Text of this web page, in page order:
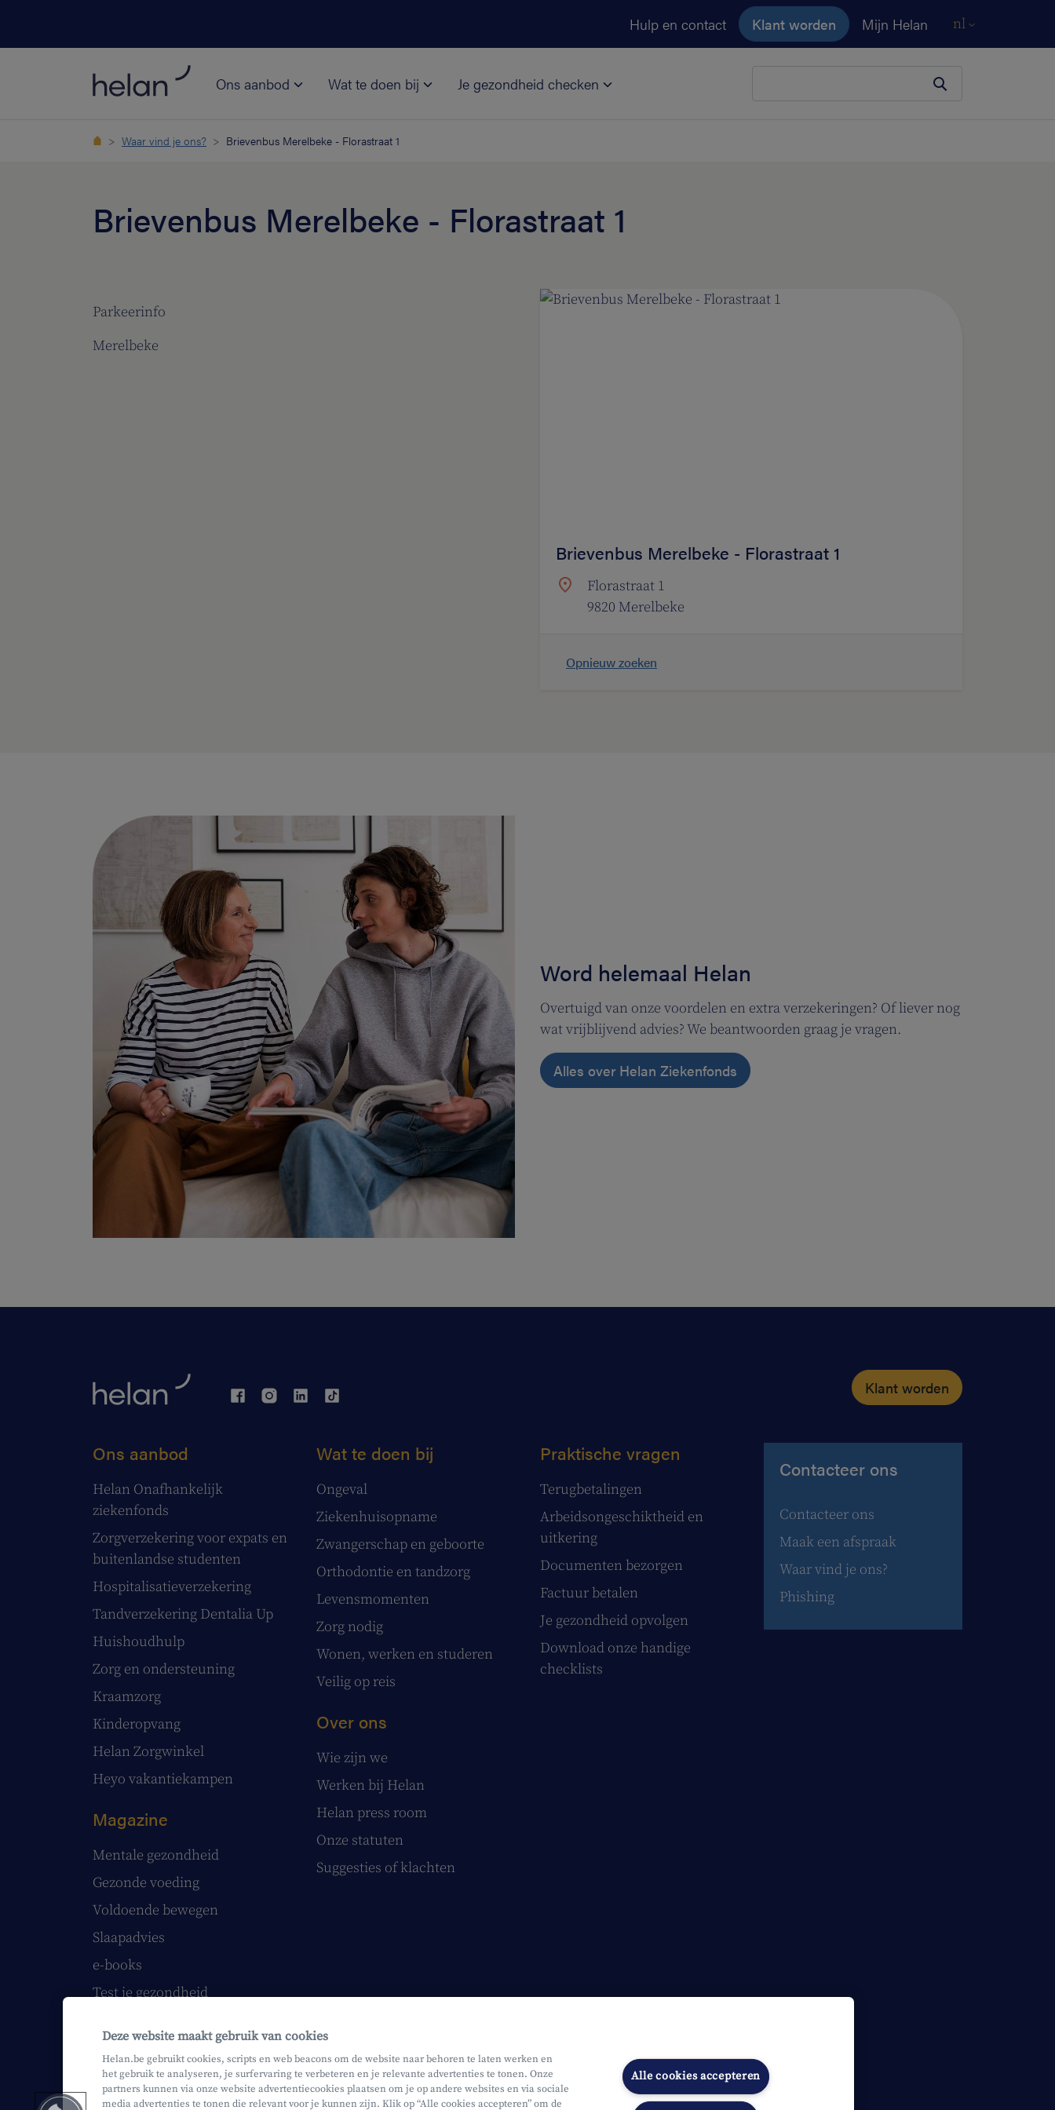
Hulp en contact Klant worden Mijn Helan nl
Ons aanbod Wat te doen bij Je gezondheid checken
Waar vind je ons? Brievenbus Merelbeke - Florastraat 1
Brievenbus Merelbeke - Florastraat 1
Parkeerinfo
Merelbeke
Brievenbus Merelbeke - Florastraat 1
Florastraat 1
9820 Merelbeke
Opnieuw zoeken
Word helemaal Helan
Overtuigd van onze voordelen en extra verzekeringen? Of liever nog
wat vrijblijvend advies? We beantwoorden graag je vragen.
Alles over Helan Ziekenfonds
Klant worden
Ons aanbod
Helan Onafhankelijk
ziekenfonds
Zorgverzekering voor expats en
buitenlandse studenten
Hospitalisatieverzekering
Tandverzekering Dentalia Up
Huishoudhulp
Zorg en ondersteuning
Kraamzorg
Kinderopvang
Helan Zorgwinkel
Heyo vakantiekampen
Magazine
Mentale gezondheid
Gezonde voeding
Voldoende bewegen
Slaapadvies
e-books
Test je gezondheid
Helan printmagazine
Wat te doen bij
Ongeval
Ziekenhuisopname
Zwangerschap en geboorte
Orthodontie en tandzorg
Levensmomenten
Zorg nodig
Wonen, werken en studeren
Veilig op reis
Over ons
Wie zijn we
Werken bij Helan
Helan press room
Onze statuten
Suggesties of klachten
Praktische vragen
Terugbetalingen
Arbeidsongeschiktheid en
uitkering
Documenten bezorgen
Factuur betalen
Je gezondheid opvolgen
Download onze handige
checklists
Contacteer ons
Contacteer ons
Maak een afspraak
Waar vind je ons?
Phishing
Deze website maakt gebruik van cookies
Helan.be gebruikt cookies, scripts en web beacons om de website naar behoren te laten werken en
het gebruik te analyseren, je surfervaring te verbeteren en je relevante advertenties te tonen. Onze
partners kunnen via onze website advertentiecookies plaatsen om je op andere websites en via sociale
media advertenties te tonen die relevant voor je kunnen zijn. Klik op “Alle cookies accepteren” om de
Alle cookies accepteren